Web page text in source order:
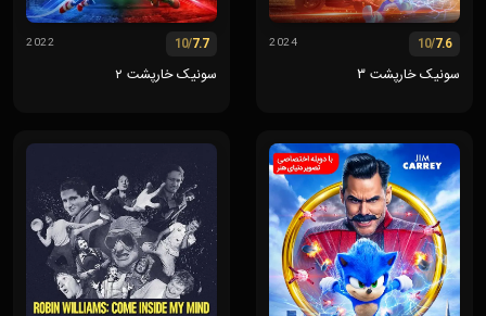
7.6
/10
2024
سونیک خارپشت ۳
7.7
/10
2022
سونیک خارپشت ۲